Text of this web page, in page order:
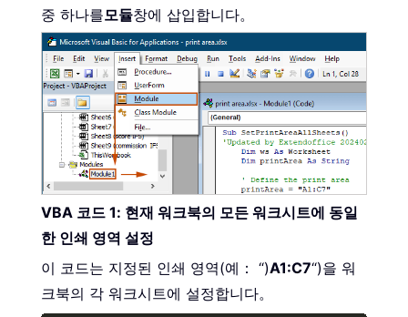
중 하나를모듈창에 삽입합니다。
VBA 코드 1: 현재 워크북의 모든 워크시트에 동일
한 인쇄 영역 설정
이 코드는 지정된 인쇄 영역(예： “)A1:C7“)을 워
크북의 각 워크시트에 설정합니다。